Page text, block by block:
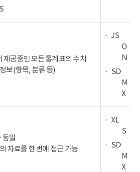
제공중인 모든 통계표의 수치
보(항목, 분류 등)
JS
O
N
SD
M
X
동일
자료를 한 번에 접근 가능
XL
S
SD
M
X